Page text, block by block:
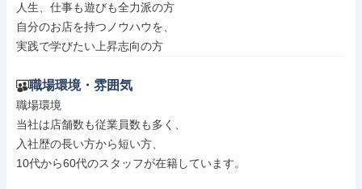
人生、仕事も遊びも全力派の方
自分のお店を持つノウハウを、
実践で学びたい上昇志向の方
職場環境・雰囲気
職場環境
当社は店舗数も従業員数も多く、
入社歴の長い方から短い方、
10代から60代のスタッフが在籍しています。